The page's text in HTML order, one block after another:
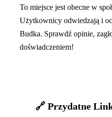
To miejsce jest obecne w
Użytkownicy odwiedzają i
Budka. Sprawdź opinie,
doświadczeniem!
🔗 Przydatne